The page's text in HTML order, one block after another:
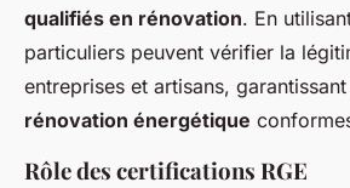
qualifiés en rénovation. En
particuliers peuvent vérifier la
entreprises et artisans,
rénovation énergétique
Rôle des certifications RGE